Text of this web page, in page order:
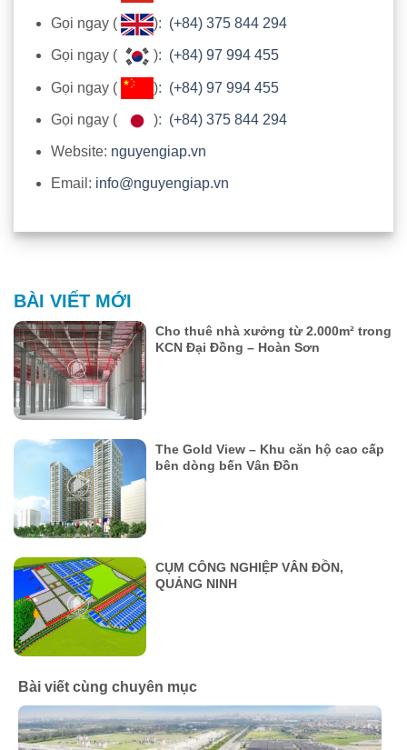
Gọi ngay ( ): (+84) 375 844 294
Gọi ngay ( ): (+84) 97 994 455
Gọi ngay ( ): (+84) 97 994 455
Gọi ngay ( ): (+84) 375 844 294
Website: nguyengiap.vn
Email: info@nguyengiap.vn
BÀI VIẾT MỚI
Cho thuê nhà xưởng từ 2.000m² trong
KCN Đại Đồng – Hoàn Sơn
The Gold View – Khu căn hộ cao cấp
bên dòng bến Vân Đồn
CỤM CÔNG NGHIỆP VÂN ĐỒN,
QUẢNG NINH
Bài viết cùng chuyên mục